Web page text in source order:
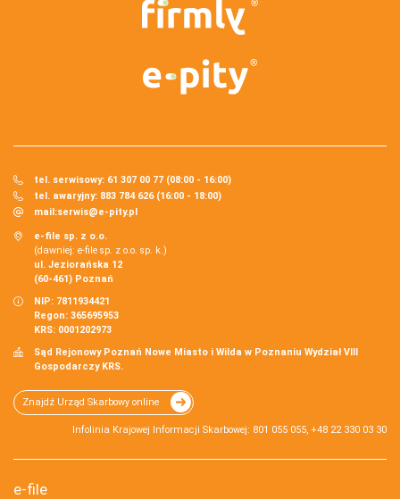
tel. serwisowy: 61 307 00 77 (08:00 - 16:00)
tel. awaryjny: 883 784 626 (16:00 - 18:00)
mail:serwis@e-pity.pl
e-file sp. z o.o.
(dawniej: e-file sp. z o.o. sp. k.)
ul. Jeziorańska 12
(60-461) Poznań
NIP: 7811934421
Regon: 365695953
KRS: 0001202973
Sąd Rejonowy Poznań Nowe Miasto i Wilda w Poznaniu Wydział VIII
Gospodarczy KRS.
Znajdź Urząd Skarbowy online
Infolinia Krajowej Informacji Skarbowej: 801 055 055, +48 22 330 03 30
e-file